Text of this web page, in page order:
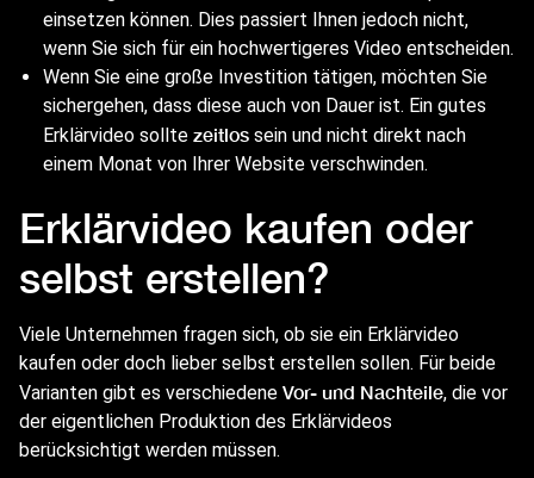
einsetzen können. Dies passiert Ihnen jedoch nicht,
wenn Sie sich für ein hochwertigeres Video entscheiden.
Wenn Sie eine große Investition tätigen, möchten Sie
sichergehen, dass diese auch von Dauer ist. Ein gutes
Erklärvideo sollte zeitlos sein und nicht direkt nach
einem Monat von Ihrer Website verschwinden.
Erklärvideo kaufen oder
selbst erstellen?
Viele Unternehmen fragen sich, ob sie ein Erklärvideo
kaufen oder doch lieber selbst erstellen sollen. Für beide
Varianten gibt es verschiedene Vor- und Nachteile, die vor
der eigentlichen Produktion des Erklärvideos
berücksichtigt werden müssen.